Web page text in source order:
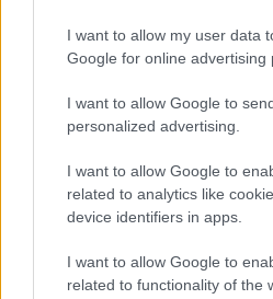
I want to allow my user data
Google for online advertising
I want to allow Google to
personalized advertising.
I want to allow Google to
related to analytics like
device identifiers in apps.
I want to allow Google to
related to functionality of the
beszélt, hogy annak örülne, ha az
jelölt parlamenti helyét Szél